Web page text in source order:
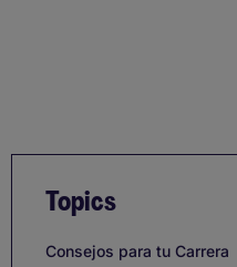
Topics
Consejos para tu Carrera